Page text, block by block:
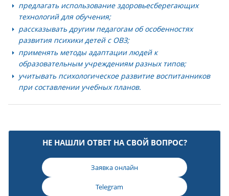
предлагать использование здоровьесберегающих
технологий для обучения;
рассказывать другим педагогам об особенностях
развития психики детей с ОВЗ;
применять методы адаптации людей к
образовательным учреждениям разных типов;
учитывать психологическое развитие воспитанников
при составлении учебных планов.
НЕ НАШЛИ ОТВЕТ НА СВОЙ ВОПРОС?
Заявка онлайн
Telegram